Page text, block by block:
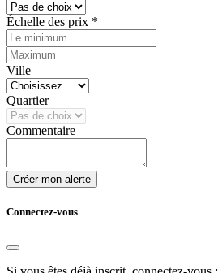
Échelle des prix *
Ville
Quartier
Commentaire
Créer mon alerte
Connectez-vous